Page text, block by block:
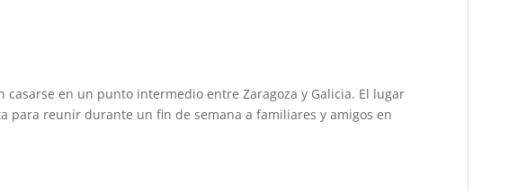
en un punto intermedio entre Zaragoza y Galicia. El lugar
para reunir durante un fin de semana a familiares y amigos en